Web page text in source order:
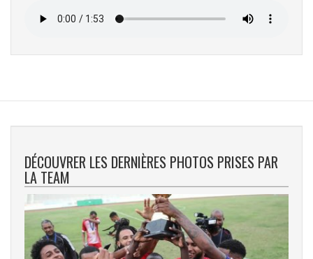
audio
DÉCOUVRER LES DERNIÈRES PHOTOS PRISES PAR
LA TEAM